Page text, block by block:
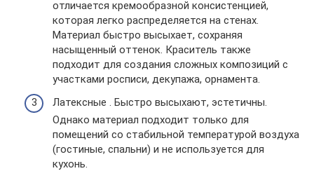
отличается кремообразной консистенцией,
которая легко распределяется на стенах.
Материал быстро высыхает, сохраняя
насыщенный оттенок. Краситель также
подходит для создания сложных композиций с
участками росписи, декупажа, орнамента.
Латексные . Быстро высыхают, эстетичны.
Однако материал подходит только для
помещений со стабильной температурой воздуха
(гостиные, спальни) и не используется для
кухонь.